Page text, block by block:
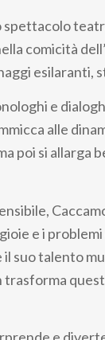
spettacolo
comicità
esilaranti,
e
alle
poi si
e i
il suo talento
trasforma